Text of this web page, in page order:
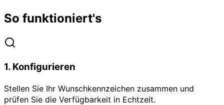
So funktioniert's
1. Konfigurieren
Stellen Sie Ihr Wunschkennzeichen zusammen und
prüfen Sie die Verfügbarkeit in Echtzeit.